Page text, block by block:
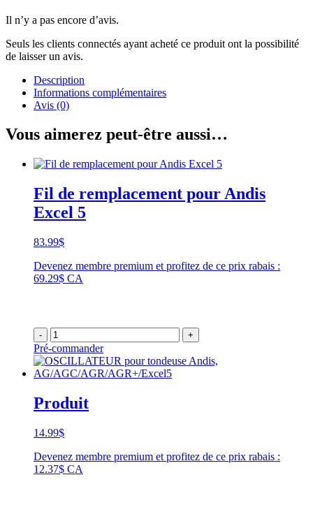
Il n’y a pas encore d’avis.
Seuls les clients connectés ayant acheté ce produit ont la possibilité
de laisser un avis.
Description
Informations complémentaires
Avis (0)
Vous aimerez peut-être aussi…
Fil de remplacement pour Andis
Excel 5
83.99$
Devenez membre premium et profitez de ce prix rabais :
69.29$ CA
- +
Pré-commander
Produit
14.99$
Devenez membre premium et profitez de ce prix rabais :
12.37$ CA